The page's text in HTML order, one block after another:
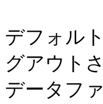
デフォル
グアウト
データフ